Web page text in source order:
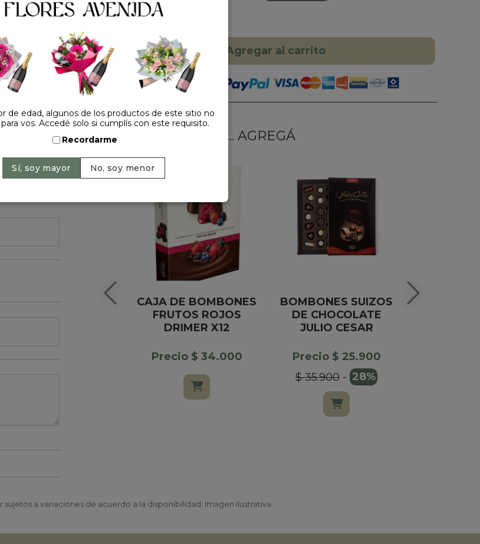
Cantidad:
Agregar al carrito
HACELO ESPECIAL... AGREGÁ
CAJA DE BOMBONES
FRUTOS ROJOS
DRIMER X12
Precio $ 34.000
BOMBONES SUIZOS
DE CHOCOLATE
JULIO CESAR
Precio $ 25.900
$ 35.900- 28%
a variaciones de acuerdo a la disponibilidad. Imagen ilustrativa.
de edad, algunos de los productos de este sitio no
vos. Accedé solo si cumplís con este requisito.
Recordarme